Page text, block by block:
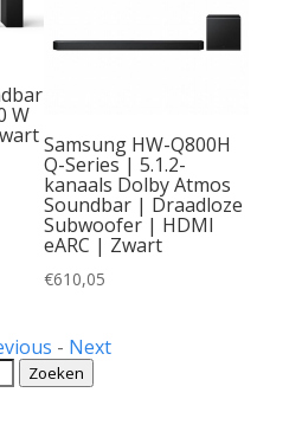
W
Samsung HW-Q800H
Q-Series | 5.1.2-
kanaals Dolby Atmos
Soundbar | Draadloze
Subwoofer | HDMI
eARC | Zwart
€610,05
- Next
Zoeken